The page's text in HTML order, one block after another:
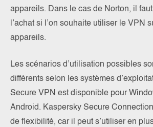
appareils. Dans le cas de Norton, il
l’achat si l’on souhaite utiliser le VPN
appareils.
Les scénarios d’utilisation possibles
différents selon les systèmes
Secure VPN est disponible pour
Android. Kaspersky Secure
de flexibilité, car il peut s’utiliser en